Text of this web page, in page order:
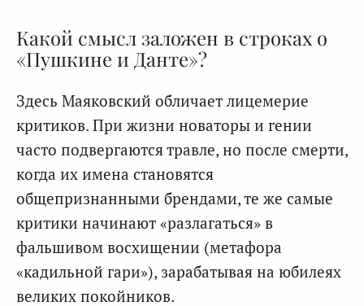
Какой смысл заложен в строках о
«Пушкине и Данте»?
Здесь Маяковский обличает лицемерие
критиков. При жизни новаторы и гении
часто подвергаются травле, но после смерти,
когда их имена становятся
общепризнанными брендами, те же самые
критики начинают «разлагаться» в
фальшивом восхищении (метафора
«кадильной гари»), зарабатывая на юбилеях
великих покойников.